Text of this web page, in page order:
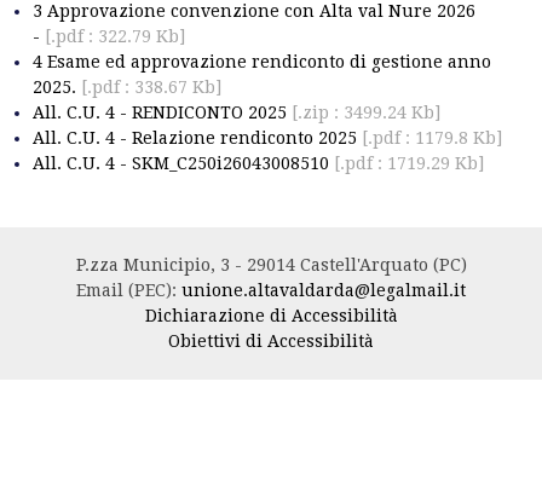
3 Approvazione convenzione con Alta val Nure 2026
- [.pdf : 322.79 Kb]
4 Esame ed approvazione rendiconto di gestione anno
2025. [.pdf : 338.67 Kb]
All. C.U. 4 - RENDICONTO 2025 [.zip : 3499.24 Kb]
All. C.U. 4 - Relazione rendiconto 2025 [.pdf : 1179.8 Kb]
All. C.U. 4 - SKM_C250i26043008510 [.pdf : 1719.29 Kb]
P.zza Municipio, 3 - 29014 Castell'Arquato (PC)
Email (PEC): unione.altavaldarda@legalmail.it
Dichiarazione di Accessibilità
Obiettivi di Accessibilità